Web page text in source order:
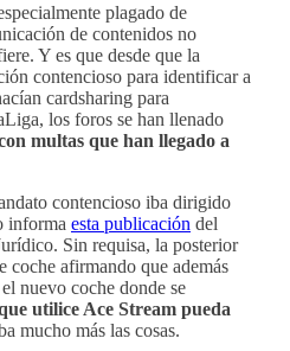
plagado de
de contenidos no
Y es que desde que la
contencioso para identificar a
cardsharing para
los foros se han llenado
multas que han llegado a
contencioso iba dirigido
informa esta publicación del
Sin requisa, la posterior
coche afirmando que además
nuevo coche donde se
utilice Ace Stream pueda
mucho más las cosas.